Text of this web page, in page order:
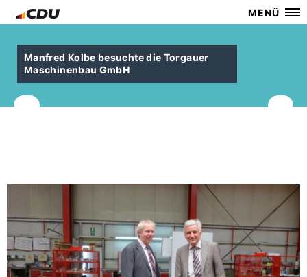
MENÜ
Manfred Kolbe besuchte die Torgauer
Maschinenbau GmbH